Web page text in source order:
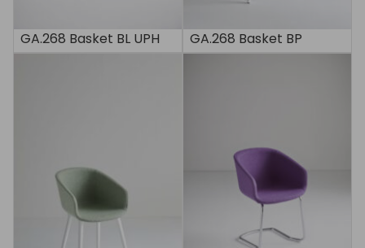
GA.268 Basket BL UPH GA.268 Basket BP